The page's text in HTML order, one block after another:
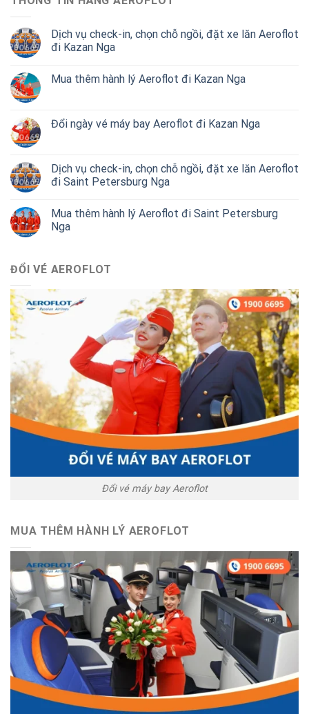
Dịch vụ check-in, chọn chỗ ngồi, đặt xe lăn Aeroflot
đi Kazan Nga
Mua thêm hành lý Aeroflot đi Kazan Nga
Đổi ngày vé máy bay Aeroflot đi Kazan Nga
Dịch vụ check-in, chọn chỗ ngồi, đặt xe lăn Aeroflot
đi Saint Petersburg Nga
Mua thêm hành lý Aeroflot đi Saint Petersburg
Nga
ĐỔI VÉ AEROFLOT
Đổi vé máy bay Aeroflot
MUA THÊM HÀNH LÝ AEROFLOT